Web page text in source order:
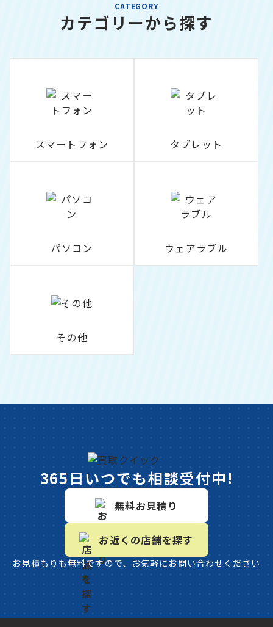
CATEGORY
カテゴリーから探す
スマートフォン タブレット
パソコン ウェアラブル
その他
365日いつでも相談受付中!
無料お見積り
お近くの店舗を探す
お見積もりも無料ですので、お気軽にお問い合わせください